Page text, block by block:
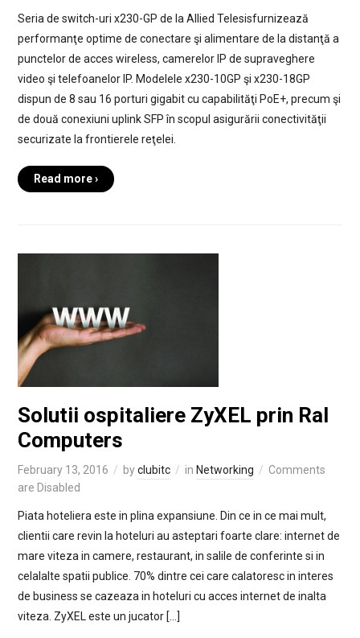
Seria de switch-uri x230-GP de la Allied Telesisfurnizează
performanţe optime de conectare şi alimentare de la distanţă a
punctelor de acces wireless, camerelor IP de supraveghere
video şi telefoanelor IP. Modelele x230-10GP şi x230-18GP
dispun de 8 sau 16 porturi gigabit cu capabilităţi PoE+, precum şi
de două conexiuni uplink SFP în scopul asigurării conectivităţii
securizate la frontierele reţelei.
Read more ›
Solutii ospitaliere ZyXEL prin Ral
Computers
February 13, 2016 byclubitc in Networking
Comments
are Disabled
Piata hoteliera este in plina expansiune. Din ce in ce mai mult,
clientii care revin la hoteluri au asteptari foarte clare: internet de
mare viteza in camere, restaurant, in salile de conferinte si in
celalalte spatii publice. 70% dintre cei care calatoresc in interes
de business se cazeaza in hoteluri cu acces internet de inalta
viteza. ZyXEL este un jucator […]